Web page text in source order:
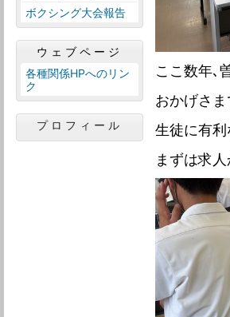
ここ数年､
おかげさま
生徒に有
まずは求
ボクシング大会報告
ウェブページ
各種関係HPへのリン
ク
プロフィール